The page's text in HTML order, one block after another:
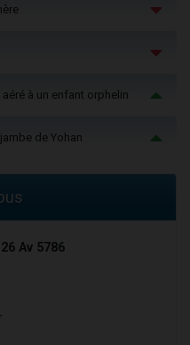
à un enfant orphelin
de Yohan
Av 5786